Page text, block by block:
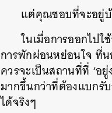
แต่คุณชอบที่จะอยู่บ้
ในเมื่อการออกไปใ
การพักผ่อนหย่อนใจ ที่น
ควรจะเป็นสถานที่ที่ ‘อ
มากขึ้นกว่าที่ต้องแบกรั
ได้จริงๆ